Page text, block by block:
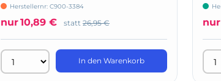
Herstellernr: C900-3384
nur10,89 € statt 26,95 €
In den Warenkorb
nur